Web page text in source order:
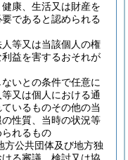
康、生活又は財産を
であると認められる
等又は当該個人の権
益を害するおそれが
いとの条件で任意に
又は個人における通
いるものその他の当
性質、当時の状況等
れるもの
方公共団体及び地方独